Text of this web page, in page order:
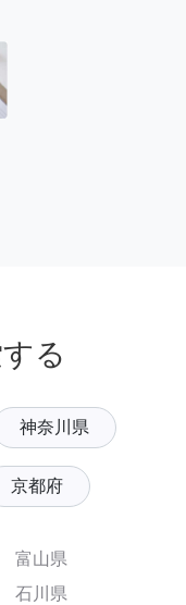
る
神奈川県
京都府
富山県
石川県